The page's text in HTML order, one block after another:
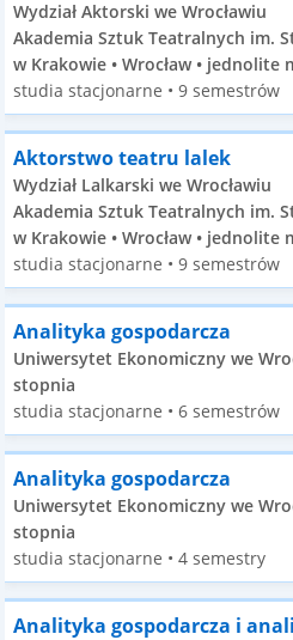
Wydział Aktorski we Wrocławiu
Akademia Sztuk Teatralnych im.
w Krakowie • Wrocław • jednolite
studia stacjonarne • 9 semestrów
Aktorstwo teatru lalek
Wydział Lalkarski we Wrocławiu
Akademia Sztuk Teatralnych im.
w Krakowie • Wrocław • jednolite
studia stacjonarne • 9 semestrów
Analityka gospodarcza
Uniwersytet Ekonomiczny we
stopnia
studia stacjonarne • 6 semestrów
Analityka gospodarcza
Uniwersytet Ekonomiczny we
stopnia
studia stacjonarne • 4 semestry
Analityka gospodarcza i